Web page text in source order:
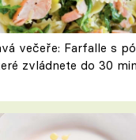
večeře: Farfalle s
zvládnete do 30